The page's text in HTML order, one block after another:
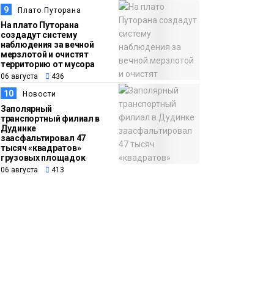
9 Плато Путорана
На плато Путорана
создадут систему
наблюдения за вечной
мерзлотой и очистят
территорию от мусора
06 августа 436
10 Новости
Заполярный
транспортный филиал в
Дудинке
заасфальтировал 47
тысяч «квадратов»
грузовых площадок
06 августа 413